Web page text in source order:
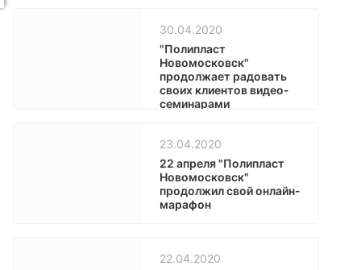
30.04.2020
"Полипласт
Новомосковск"
продолжает радовать
своих клиентов видео-
семинарами
23.04.2020
22 апреля "Полипласт
Новомосковск"
продолжил свой онлайн-
марафон
22.04.2020